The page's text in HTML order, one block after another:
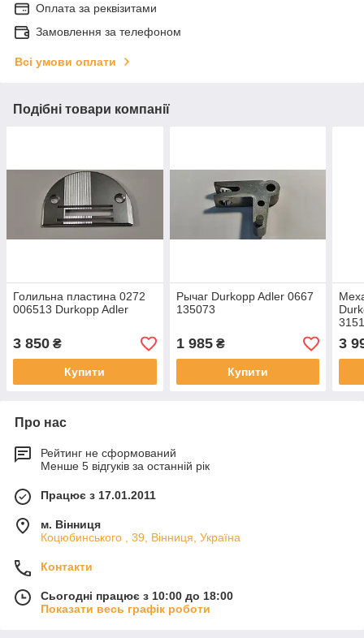
Оплата за реквізитами
Замовлення за телефоном
Всі умови оплати
Подібні товари компанії
Голильна пластина 0272
006513 Durkopp Adler
3 850 ₴
Купити
Рычаг Durkopp Adler 0667
135073
1 985₴
Купити
3
Про нас
Рейтинг не сформований
Менше 5 відгуків за останній рік
Працює з 17.01.2011
м. Вінниця
Коцюбинського , 39, Вінниця, Україна
Контакти
Сьогодні працює з 10:00 до 18:00
Показати весь графік роботи